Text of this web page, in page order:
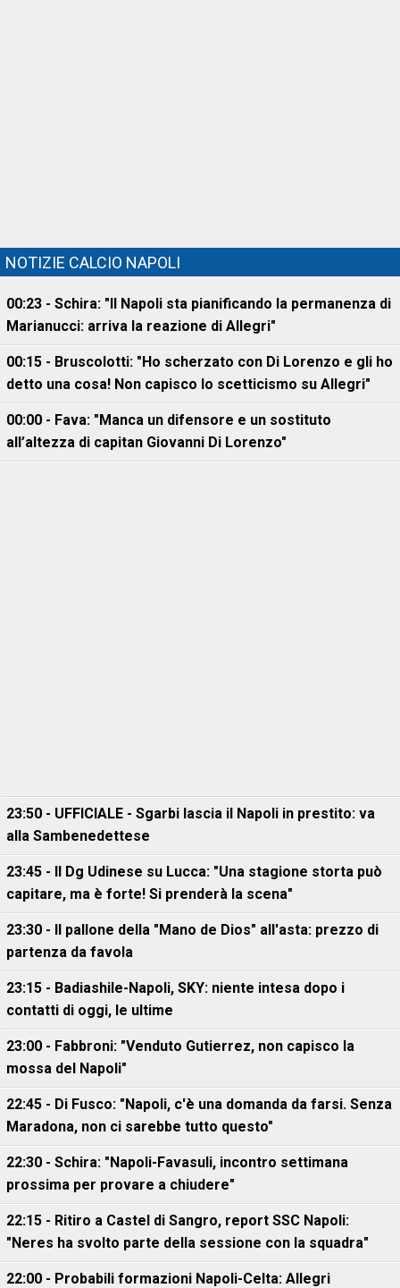
NOTIZIE CALCIO NAPOLI
00:23 - Schira: "Il Napoli sta pianificando la permanenza di
Marianucci: arriva la reazione di Allegri"
00:15 - Bruscolotti: "Ho scherzato con Di Lorenzo e gli ho
detto una cosa! Non capisco lo scetticismo su Allegri"
00:00 - Fava: "Manca un difensore e un sostituto
all’altezza di capitan Giovanni Di Lorenzo"
23:50 - UFFICIALE - Sgarbi lascia il Napoli in prestito: va
alla Sambenedettese
23:45 - Il Dg Udinese su Lucca: "Una stagione storta può
capitare, ma è forte! Si prenderà la scena"
23:30 - Il pallone della "Mano de Dios" all'asta: prezzo di
partenza da favola
23:15 - Badiashile-Napoli, SKY: niente intesa dopo i
contatti di oggi, le ultime
23:00 - Fabbroni: "Venduto Gutierrez, non capisco la
mossa del Napoli"
22:45 - Di Fusco: "Napoli, c'è una domanda da farsi. Senza
Maradona, non ci sarebbe tutto questo"
22:30 - Schira: "Napoli-Favasuli, incontro settimana
prossima per provare a chiudere"
22:15 - Ritiro a Castel di Sangro, report SSC Napoli:
"Neres ha svolto parte della sessione con la squadra"
22:00 - Probabili formazioni Napoli-Celta: Allegri